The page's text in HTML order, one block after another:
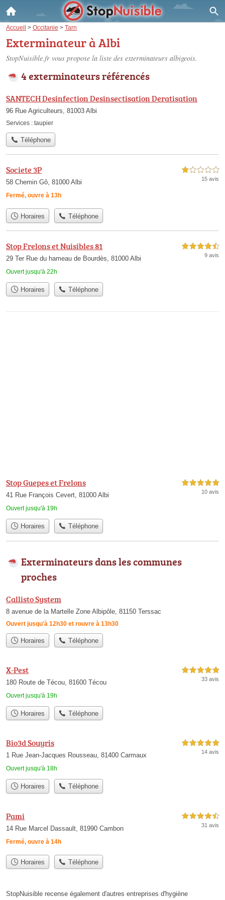
Accueil > Occitanie > Tarn
Exterminateur à Albi
StopNuisible.fr vous propose la liste des exterminateurs albigeois.
4 exterminateurs référencés
SANTECH Desinfection Desinsectisation Deratisation
96 Rue Agriculteurs, 81003 Albi
Services : taupier
Téléphone
Societe 3P
58 Chemin Gô, 81000 Albi
Fermé, ouvre à 13h
1,0 étoiles sur 5
15 avis
Horaires Téléphone
Stop Frelons et Nuisibles 81
29 Ter Rue du hameau de Bourdès, 81000 Albi
Ouvert jusqu'à 22h
4,5 étoiles sur 5
9 avis
Horaires Téléphone
Stop Guepes et Frelons
41 Rue François Cevert, 81000 Albi
Ouvert jusqu'à 19h
5,0 étoiles sur 5
10 avis
Horaires Téléphone
Exterminateurs dans les communes
proches
Callisto System
8 avenue de la Martelle Zone Albipôle, 81150 Terssac
Ouvert jusqu'à 12h30 et rouvre à 13h30
Horaires Téléphone
X-Pest
180 Route de Técou, 81600 Técou
Ouvert jusqu'à 19h
5,0 étoiles sur 5
33 avis
Horaires Téléphone
Bio3d Souyris
1 Rue Jean-Jacques Rousseau, 81400 Carmaux
Ouvert jusqu'à 18h
5,0 étoiles sur 5
14 avis
Horaires Téléphone
Pami
14 Rue Marcel Dassault, 81990 Cambon
Fermé, ouvre à 14h
4,5 étoiles sur 5
31 avis
Horaires Téléphone
StopNuisible recense également d'autres entreprises d'hygiène